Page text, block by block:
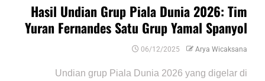
Hasil Undian Grup Piala Dunia 2026: Tim
Yuran Fernandes Satu Grup Yamal Spanyol
06/12/2025 Arya Wicaksana
Undian grup Piala Dunia 2026 yang digelar di